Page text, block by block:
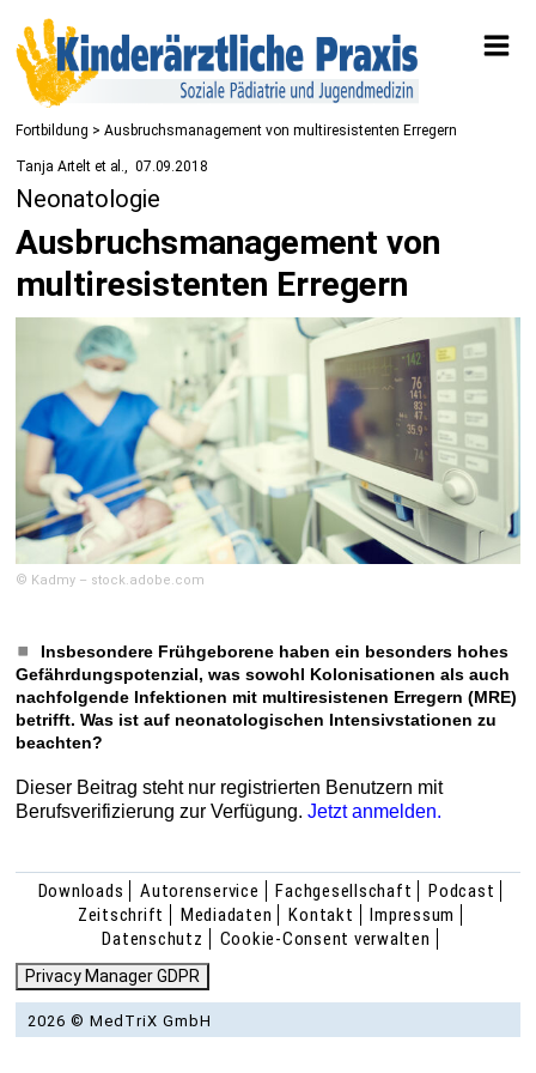
Fortbildung > Ausbruchsmanagement von multiresistenten Erregern
Tanja Artelt et al. 07.09.2018
Neonatologie
Ausbruchsmanagement von
multiresistenten Erregern
© Kadmy – stock.adobe.com
Insbesondere Frühgeborene haben ein besonders hohes
Gefährdungspotenzial, was sowohl Kolonisationen als auch
nachfolgende Infektionen mit multiresistenen Erregern (MRE)
betrifft. Was ist auf neonatologischen Intensivstationen zu
beachten?
Dieser Beitrag steht nur registrierten Benutzern mit
Berufsverifizierung zur Verfügung.Jetzt anmelden.
Downloads Autorenservice Fachgesellschaft
Podcast
Zeitschrift
Mediadaten Kontakt
Impressum
Datenschutz
Cookie-Consent verwalten
Privacy Manager GDPR
2026 © MedTriX GmbH